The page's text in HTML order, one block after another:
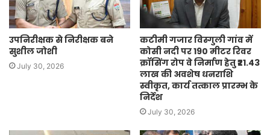
उपनिरीक्षक से निरीक्षक बने
सुशील जोशी
July 30, 2026
कटीमी गजार विस्गुली गांव में
कोसी नदी पर 190 मीटर रिवर
क्रॉसिंग रोप वे निर्माण हेतु ₹21.43
लाख की अवशेष धनराशि
स्वीकृत, कार्य तत्काल प्रारम्भ के
निर्देश
July 30, 2026